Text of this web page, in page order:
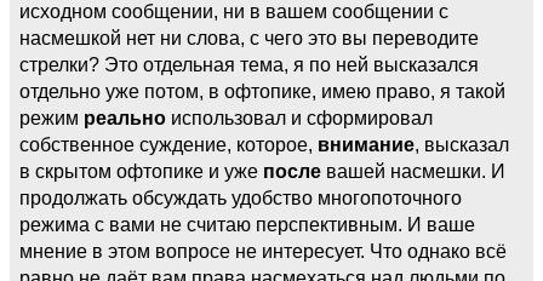
исходном сообщении, ни в вашем сообщении с
насмешкой нет ни слова, с чего это вы переводите
стрелки? Это отдельная тема, я по ней высказался
отдельно уже потом, в офтопике, имею право, я такой
режим реально использовал и сформировал
собственное суждение, которое, внимание, высказал
в скрытом офтопике и уже после вашей насмешки. И
продолжать обсуждать удобство многопоточного
режима с вами не считаю перспективным. И ваше
мнение в этом вопросе не интересует. Что однако всё